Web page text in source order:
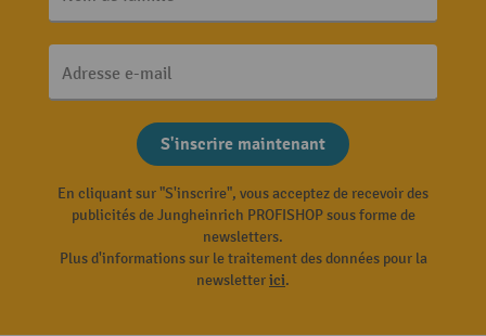
Adresse e-mail
S'inscrire maintenant
En cliquant sur "S'inscrire", vous acceptez de recevoir des
publicités de Jungheinrich PROFISHOP sous forme de
newsletters.
Plus d'informations sur le traitement des données pour la
newsletterici.